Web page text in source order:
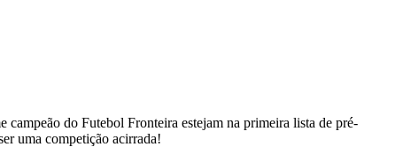
do Futebol Fronteira estejam na primeira lista de pré-
uma competição acirrada!